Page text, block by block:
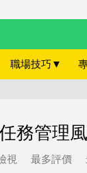
職場技巧 ▼
務管理
視 最多評價